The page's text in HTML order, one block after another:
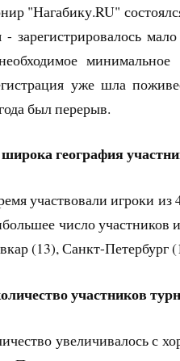
"Нагабику.RU"
- зарегистрировалось
уже шла
был перерыв.
география
участвовали игроки
число участников
(13), Санкт-Петербург
участников
увеличивалось с